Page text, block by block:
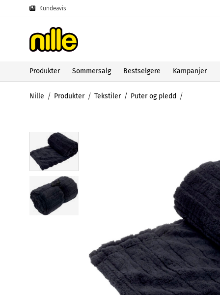
Kundeavis
Produkter Sommersalg Bestselgere Kampanjer
Nille Produkter Tekstiler Puter og pledd